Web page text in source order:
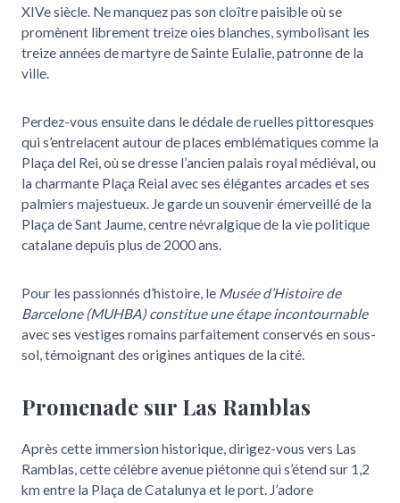
XIVe siècle. Ne manquez pas son cloître paisible où se
promènent librement treize oies blanches, symbolisant les
treize années de martyre de Sainte Eulalie, patronne de la
ville.
Perdez-vous ensuite dans le dédale de ruelles pittoresques
qui s’entrelacent autour de places emblématiques comme la
Plaça del Rei, où se dresse l’ancien palais royal médiéval, ou
la charmante Plaça Reial avec ses élégantes arcades et ses
palmiers majestueux. Je garde un souvenir émerveillé de la
Plaça de Sant Jaume, centre névralgique de la vie politique
catalane depuis plus de 2000 ans.
Pour les passionnés d’histoire, le Musée d’Histoire de
Barcelone (MUHBA) constitue une étape incontournable
avec ses vestiges romains parfaitement conservés en sous-
sol, témoignant des origines antiques de la cité.
Promenade sur Las Ramblas
Après cette immersion historique, dirigez-vous vers Las
Ramblas, cette célèbre avenue piétonne qui s’étend sur 1,2
km entre la Plaça de Catalunya et le port. J’adore